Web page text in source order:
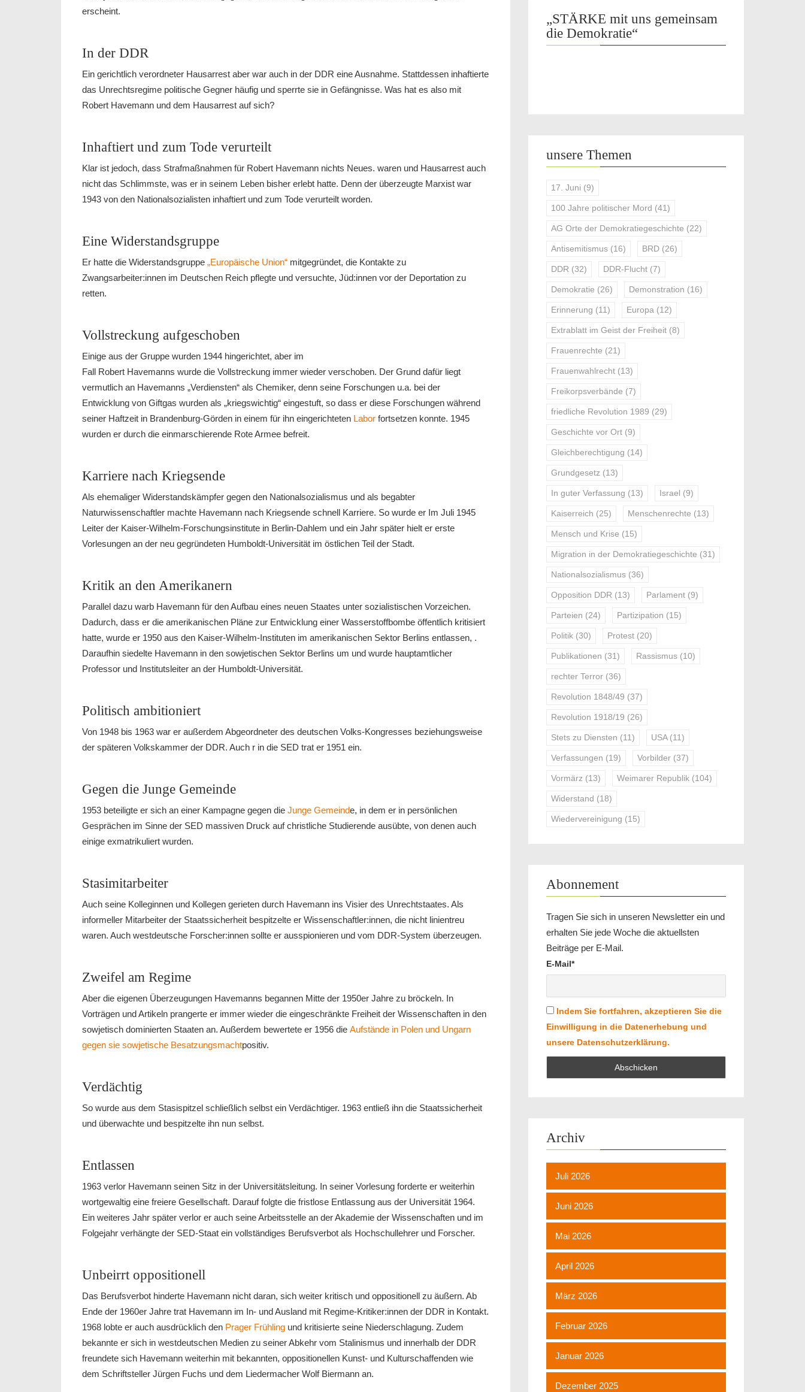
erscheint.
In der DDR
Ein gerichtlich verordneter Hausarrest aber war auch in der DDR eine Ausnahme. Stattdessen inhaftierte
das Unrechtsregime politische Gegner häufig und sperrte sie in Gefängnisse. Was hat es also mit
Robert Havemann und dem Hausarrest auf sich?
Inhaftiert und zum Tode verurteilt
Klar ist jedoch, dass Strafmaßnahmen für Robert Havemann nichts Neues. waren und Hausarrest auch
nicht das Schlimmste, was er in seinem Leben bisher erlebt hatte. Denn der überzeugte Marxist war
1943 von den Nationalsozialisten inhaftiert und zum Tode verurteilt worden.
Eine Widerstandsgruppe
Er hatte die Widerstandsgruppe „Europäische Union“ mitgegründet, die Kontakte zu
Zwangsarbeiter:innen im Deutschen Reich pflegte und versuchte, Jüd:innen vor der Deportation zu
retten.
Vollstreckung aufgeschoben
Einige aus der Gruppe wurden 1944 hingerichtet, aber im
Fall Robert Havemanns wurde die Vollstreckung immer wieder verschoben. Der Grund dafür liegt
vermutlich an Havemanns „Verdiensten“ als Chemiker, denn seine Forschungen u.a. bei der
Entwicklung von Giftgas wurden als „kriegswichtig“ eingestuft, so dass er diese Forschungen während
seiner Haftzeit in Brandenburg-Görden in einem für ihn eingerichteten Labor fortsetzen konnte. 1945
wurden er durch die einmarschierende Rote Armee befreit.
Karriere nach Kriegsende
Als ehemaliger Widerstandskämpfer gegen den Nationalsozialismus und als begabter
Naturwissenschaftler machte Havemann nach Kriegsende schnell Karriere. So wurde er Im Juli 1945
Leiter der Kaiser-Wilhelm-Forschungsinstitute in Berlin-Dahlem und ein Jahr später hielt er erste
Vorlesungen an der neu gegründeten Humboldt-Universität im östlichen Teil der Stadt.
Kritik an den Amerikanern
Parallel dazu warb Havemann für den Aufbau eines neuen Staates unter sozialistischen Vorzeichen.
Dadurch, dass er die amerikanischen Pläne zur Entwicklung einer Wasserstoffbombe öffentlich kritisiert
hatte, wurde er 1950 aus den Kaiser-Wilhelm-Instituten im amerikanischen Sektor Berlins entlassen, .
Daraufhin siedelte Havemann in den sowjetischen Sektor Berlins um und wurde hauptamtlicher
Professor und Institutsleiter an der Humboldt-Universität.
Politisch ambitioniert
Von 1948 bis 1963 war er außerdem Abgeordneter des deutschen Volks-Kongresses beziehungsweise
der späteren Volkskammer der DDR. Auch r in die SED trat er 1951 ein.
Gegen die Junge Gemeinde
1953 beteiligte er sich an einer Kampagne gegen die Junge Gemeinde, in dem er in persönlichen
Gesprächen im Sinne der SED massiven Druck auf christliche Studierende ausübte, von denen auch
einige exmatrikuliert wurden.
Stasimitarbeiter
Auch seine Kolleginnen und Kollegen gerieten durch Havemann ins Visier des Unrechtstaates. Als
informeller Mitarbeiter der Staatssicherheit bespitzelte er Wissenschaftler:innen, die nicht linientreu
waren. Auch westdeutsche Forscher:innen sollte er ausspionieren und vom DDR-System überzeugen.
Zweifel am Regime
Aber die eigenen Überzeugungen Havemanns begannen Mitte der 1950er Jahre zu bröckeln. In
Vorträgen und Artikeln prangerte er immer wieder die eingeschränkte Freiheit der Wissenschaften in den
sowjetisch dominierten Staaten an. Außerdem bewertete er 1956 die Aufstände in Polen und Ungarn
gegen sie sowjetische Besatzungsmachtpositiv.
Verdächtig
So wurde aus dem Stasispitzel schließlich selbst ein Verdächtiger. 1963 entließ ihn die Staatssicherheit
und überwachte und bespitzelte ihn nun selbst.
Entlassen
1963 verlor Havemann seinen Sitz in der Universitätsleitung. In seiner Vorlesung forderte er weiterhin
wortgewaltig eine freiere Gesellschaft. Darauf folgte die fristlose Entlassung aus der Universität 1964.
Ein weiteres Jahr später verlor er auch seine Arbeitsstelle an der Akademie der Wissenschaften und im
Folgejahr verhängte der SED-Staat ein vollständiges Berufsverbot als Hochschullehrer und Forscher.
Unbeirrt oppositionell
Das Berufsverbot hinderte Havemann nicht daran, sich weiter kritisch und oppositionell zu äußern. Ab
Ende der 1960er Jahre trat Havemann im In- und Ausland mit Regime-Kritiker:innen der DDR in Kontakt.
1968 lobte er auch ausdrücklich den Prager Frühling und kritisierte seine Niederschlagung. Zudem
bekannte er sich in westdeutschen Medien zu seiner Abkehr vom Stalinismus und innerhalb der DDR
freundete sich Havemann weiterhin mit bekannten, oppositionellen Kunst- und Kulturschaffenden wie
dem Schriftsteller Jürgen Fuchs und dem Liedermacher Wolf Biermann an.
„STÄRKE mit uns gemeinsam
die Demokratie“
unsere Themen
17. Juni (9)
100 Jahre politischer Mord (41)
AG Orte der Demokratiegeschichte (22)
Antisemitismus (16) BRD (26)
DDR (32) DDR-Flucht (7)
Demokratie (26) Demonstration (16)
Erinnerung (11) Europa (12)
Extrablatt im Geist der Freiheit (8)
Frauenrechte (21)
Frauenwahlrecht (13)
Freikorpsverbände (7)
friedliche Revolution 1989 (29)
Geschichte vor Ort (9)
Gleichberechtigung (14)
Grundgesetz (13)
In guter Verfassung (13) Israel (9)
Kaiserreich (25) Menschenrechte (13)
Mensch und Krise (15)
Migration in der Demokratiegeschichte (31)
Nationalsozialismus (36)
Opposition DDR (13) Parlament (9)
Parteien (24) Partizipation (15)
Politik (30) Protest (20)
Publikationen (31) Rassismus (10)
rechter Terror (36)
Revolution 1848/49 (37)
Revolution 1918/19 (26)
Stets zu Diensten (11) USA(11)
Verfassungen (19) Vorbilder (37)
Vormärz (13) Weimarer Republik (104)
Widerstand (18)
Wiedervereinigung (15)
Abonnement
Tragen Sie sich in unseren Newsletter ein und
erhalten Sie jede Woche die aktuellsten
Beiträge per E-Mail.
E-Mail*
Indem Sie fortfahren, akzeptieren Sie die
Einwilligung in die Datenerhebung und
unsere Datenschutzerklärung.
Archiv
Juli 2026
Juni 2026
Mai 2026
April 2026
März 2026
Februar 2026
Januar 2026
Dezember 2025